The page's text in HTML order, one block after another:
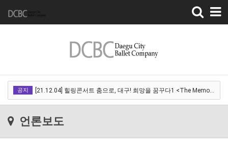
Toggle
navigation
공지 [21.12.04] 힐링콘서트 춤으로, 대구! 희망을 꿈꾸다1 <The Memory of …
[21.11.13] 호두까기인형 아양아트센터
언론보도